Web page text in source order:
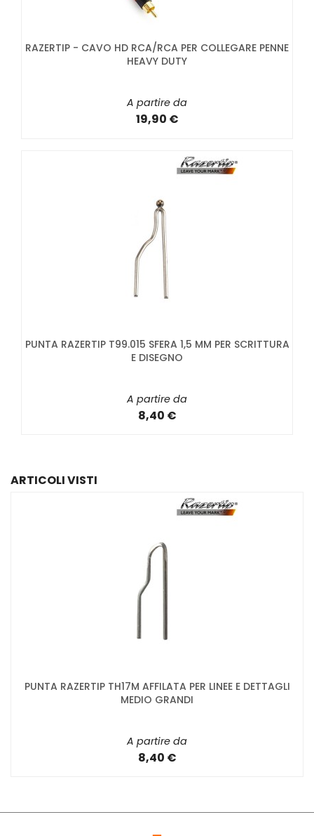
RAZERTIP - CAVO HD RCA/RCA PER COLLEGARE PENNE
HEAVY DUTY
A partire da
19,90 €
PUNTA RAZERTIP T99.015 SFERA 1,5 MM PER SCRITTURA
E DISEGNO
A partire da
8,40 €
ARTICOLI VISTI
PUNTA RAZERTIP TH17M AFFILATA PER LINEE E DETTAGLI
MEDIO GRANDI
A partire da
8,40 €